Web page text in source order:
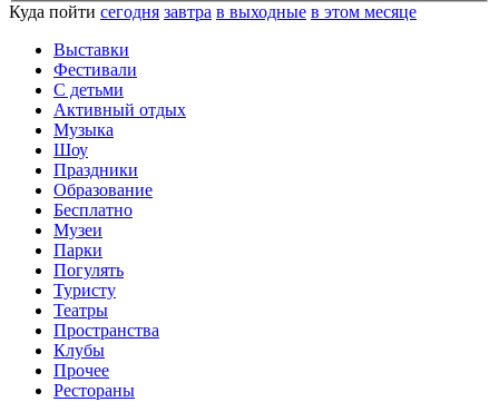
Куда пойти сегодня завтра в выходные в этом месяце
Выставки
Фестивали
С детьми
Активный отдых
Музыка
Шоу
Праздники
Образование
Бесплатно
Музеи
Парки
Погулять
Туристу
Театры
Пространства
Клубы
Прочее
Рестораны